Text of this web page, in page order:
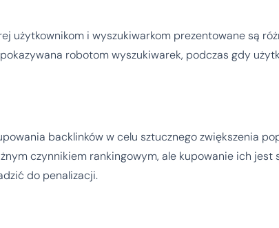
użytkownikom i wyszukiwarkom prezentowane są
robotom wyszukiwarek, podczas gdy
backlinków w celu sztucznego zwiększenia
czynnikiem rankingowym, ale kupowanie ich jest
do penalizacji.